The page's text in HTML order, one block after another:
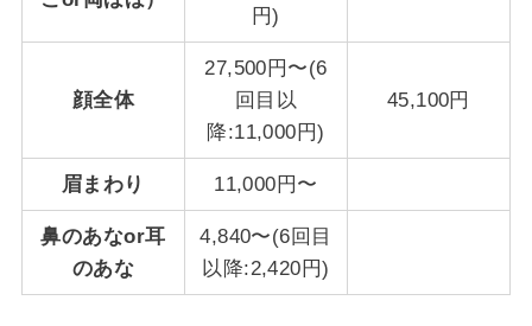
円)
顔全体
27,500円〜(6
回目以
降:11,000円)
45,100円
眉まわり 11,000円〜
鼻のあなor耳
のあな
4,840〜(6回目
以降:2,420円)